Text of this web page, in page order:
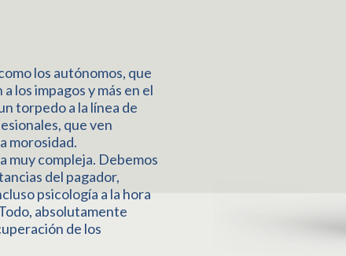
los autónomos, que
los impagos y más en el
torpedo a la línea de
que ven
morosidad.
muy compleja. Debemos
del pagador,
psicología a la hora
absolutamente
de los